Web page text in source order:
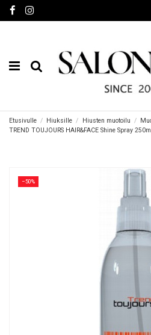
Etusivulle Hiuksille Hiusten muotoilu
TREND TOUJOURS HAIR&FACE Shine Spray 250ml
−50%